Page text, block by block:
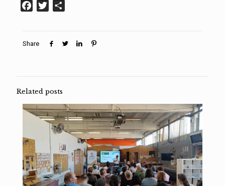
Facebook
Twitter
Share
Related posts